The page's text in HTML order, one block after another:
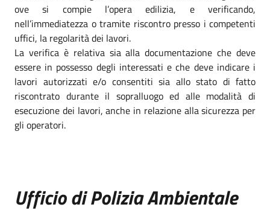
ove si compie l’opera edilizia, e verificando,
nell’immediatezza o tramite riscontro presso i competenti
uffici, la regolarità dei lavori.
La verifica è relativa sia alla documentazione che deve
essere in possesso degli interessati e che deve indicare i
lavori autorizzati e/o consentiti sia allo stato di fatto
riscontrato durante il sopralluogo ed alle modalità di
esecuzione dei lavori, anche in relazione alla sicurezza per
gli operatori.
Ufficio di Polizia Ambientale